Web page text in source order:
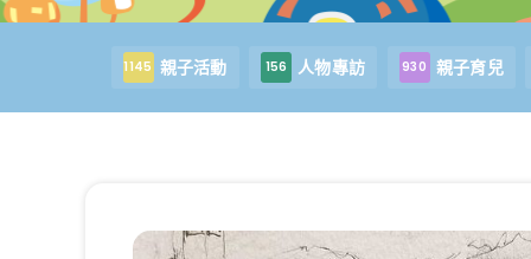
1145 親子活動 156 人物專訪 930 親子育兒